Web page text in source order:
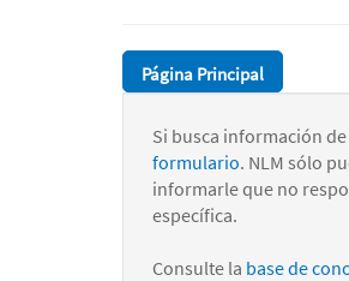
Página Principal
Si busca información
formulario. NLM sólo
informarle que no
específica.
Consulte la base de